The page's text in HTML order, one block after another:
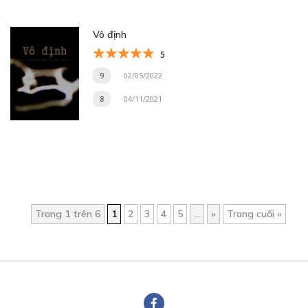
Vô định
5
9 02/05/2022
8 04/11/2021
Trang 1 trên 6 1 2 3 4 5 ... » Trang cuối »